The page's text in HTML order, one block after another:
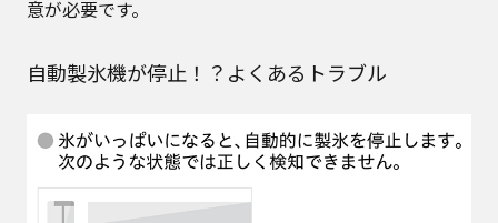
意が必要です。
自動製氷機が停止！？よくあるトラブル